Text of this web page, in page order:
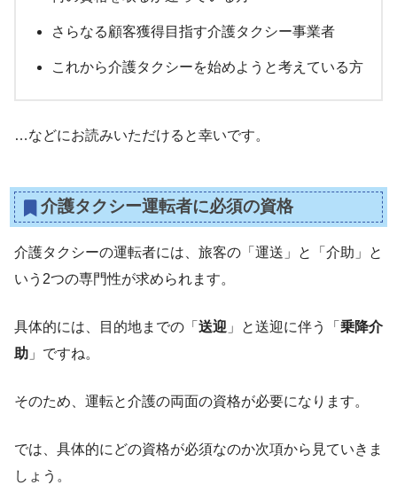
さらなる顧客獲得目指す介護タクシー事業者
これから介護タクシーを始めようと考えている方
…などにお読みいただけると幸いです。
介護タクシー運転者に必須の資格
介護タクシーの運転者には、旅客の「運送」と「介助」と
いう2つの専門性が求められます。
具体的には、目的地までの「 送迎 」と送迎に伴う「 乗降介
助 」ですね。
そのため、運転と介護の両面の資格が必要になります。
では、具体的にどの資格が必須なのか次項から見ていきま
しょう。